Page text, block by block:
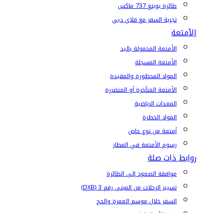
طائرة بوينغ 737 ماكس
تجربة السفر مع فلاي دبي
الأمتعة
الأمتعة المحمولة باليد
الأمتعة المسجلة
المواد المحظورة والمقيدة
الأمتعة المتأخرة أو المتضررة
المعدات الرياضية
المواد الخطرة
أمتعة من نوع خاص
رسوم الأمتعة في المطار
روابط ذات صلة
موافقة الصعود إلى الطائرة
تسيير الرحلات من المبنى رقم 3 (DXB)
السفر خلال موسم العمرة والحج